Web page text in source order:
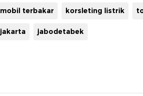
mobil terbakar korsleting listrik
jakarta jabodetabek